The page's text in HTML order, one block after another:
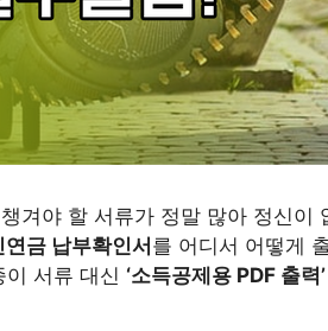
겨야 할 서류가 정말 많아 정신이
금 납부확인서 를 어디서 어떻게
서류 대신 ‘소득공제용 PDF 출력’